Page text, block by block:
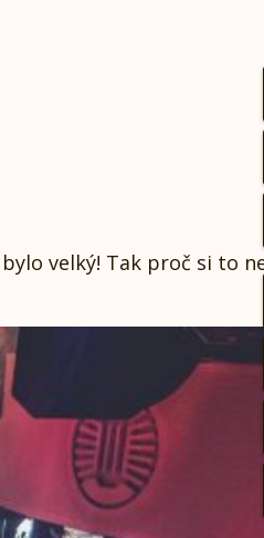
velký! Tak proč si to